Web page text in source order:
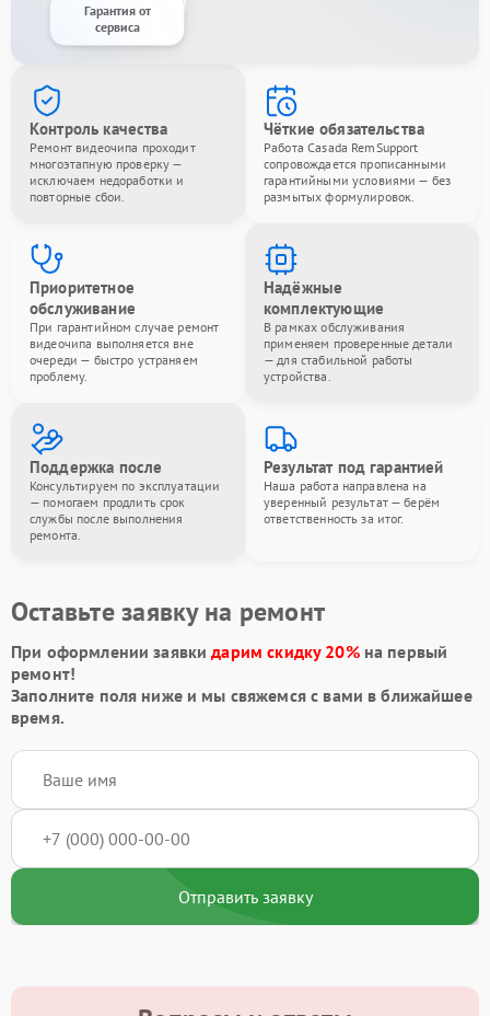
Гарантия от
сервиса
Контроль качества
Ремонт видеочипа проходит
многоэтапную проверку —
исключаем недоработки и
повторные сбои.
Чёткие обязательства
Работа Casada RemSupport
сопровождается прописанными
гарантийными условиями — без
размытых формулировок.
Приоритетное
обслуживание
При гарантийном случае ремонт
видеочипа выполняется вне
очереди — быстро устраняем
проблему.
Надёжные
комплектующие
В рамках обслуживания
применяем проверенные детали
— для стабильной работы
устройства.
Поддержка после
Консультируем по эксплуатации
— помогаем продлить срок
службы после выполнения
ремонта.
Результат под гарантией
Наша работа направлена на
уверенный результат — берём
ответственность за итог.
Оставьте заявку на ремонт
При оформлении заявкидарим скидку 20%на первый
ремонт!
Заполните поля ниже и мы свяжемся с вами в ближайшее
время.
Отправить заявку